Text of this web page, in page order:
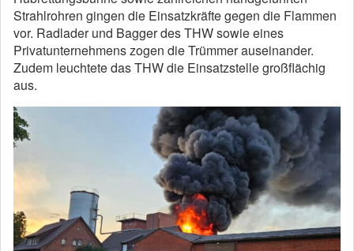
Strahlrohren gingen die Einsatzkräfte gegen die Flammen
vor. Radlader und Bagger des THW sowie eines
Privatunternehmens zogen die Trümmer auseinander.
Zudem leuchtete das THW die Einsatzstelle großflächig
aus.